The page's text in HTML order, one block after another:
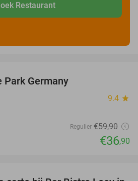
Restaurant
Park Germany
9.4 star
Regulier €59,90
€36,90